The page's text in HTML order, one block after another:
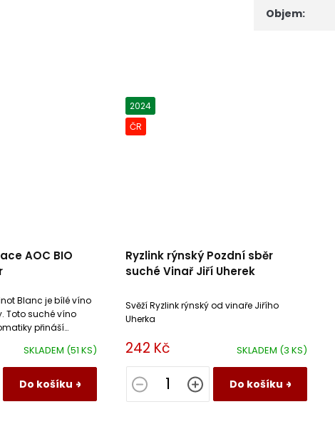
Objem:
AOC BIO
SKLADEM (51 KS)
Do košíku
Blanc je bílé víno
Toto suché víno
přináší
ovocnou
2024
ČR
Ryzlink rýnský Pozdní sběr
suché Vinař Jiří Uherek
SKLADEM (3 KS)
242 Kč
Do košíku
Svěží Ryzlink rýnský od vinaře Jiřího
Uherka